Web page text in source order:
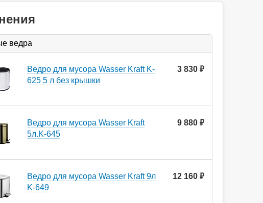
ведра
Ведро для мусора Wasser Kraft K-
625 5 л без крышки
3 830
Ведро для мусора Wasser Kraft
5л.K-645
9 880
Ведро для мусора Wasser Kraft 9л
K-649
12 160